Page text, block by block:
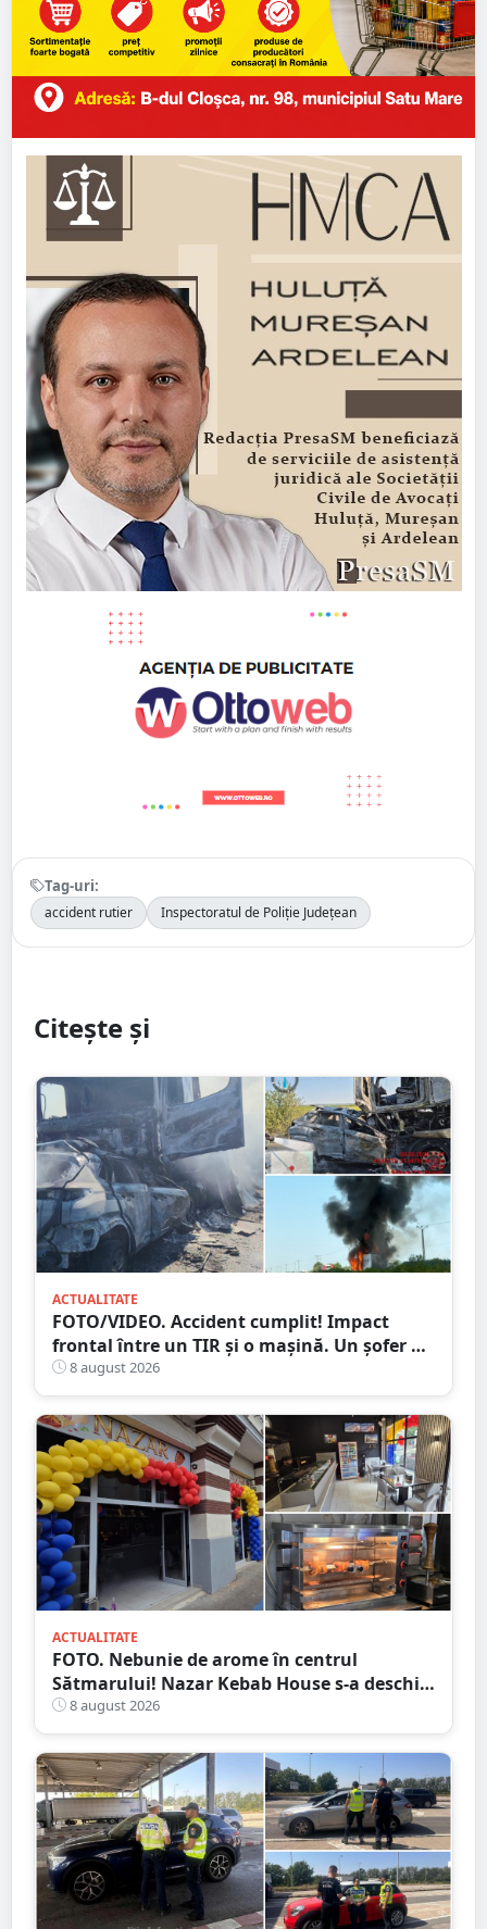
Tag-uri:
accident rutier Inspectoratul de Poliție Județean
Citește și
ACTUALITATE
FOTO/VIDEO. Accident cumplit! Impact
frontal între un TIR și o mașină. Un șofer a
murit carbonizat
8 august 2026
ACTUALITATE
FOTO. Nebunie de arome în centrul
Sătmarului! Nazar Kebab House s-a deschis
cu șaorma la 20 de lei, azi și mâine
8 august 2026